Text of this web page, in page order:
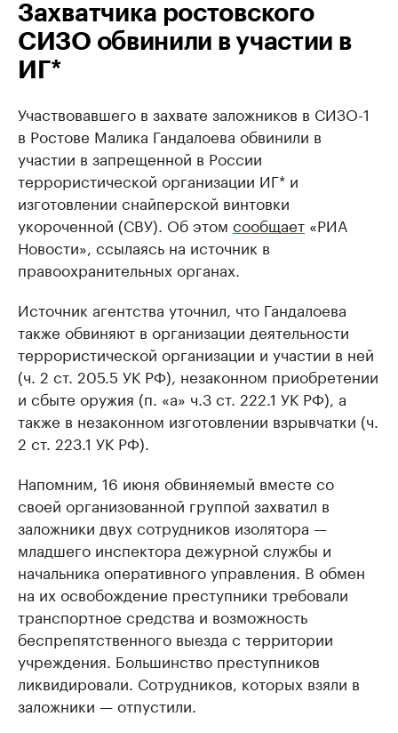
Захватчика ростовского
СИЗО обвинили в участии в
ИГ*
Участвовавшего в захвате заложников в СИЗО-1
в Ростове Малика Гандалоева обвинили в
участии в запрещенной в России
террористической организации ИГ* и
изготовлении снайперской винтовки
укороченной (СВУ). Об этом сообщает «РИА
Новости», ссылаясь на источник в
правоохранительных органах.
Источник агентства уточнил, что Гандалоева
также обвиняют в организации деятельности
террористической организации и участии в ней
(ч. 2 ст. 205.5 УК РФ), незаконном приобретении
и сбыте оружия (п. «а» ч.3 ст. 222.1 УК РФ), а
также в незаконном изготовлении взрывчатки (ч.
2 ст. 223.1 УК РФ).
Напомним, 16 июня обвиняемый вместе со
своей организованной группой захватил в
заложники двух сотрудников изолятора —
младшего инспектора дежурной службы и
начальника оперативного управления. В обмен
на их освобождение преступники требовали
транспортное средства и возможность
беспрепятственного выезда с территории
учреждения. Большинство преступников
ликвидировали. Сотрудников, которых взяли в
заложники — отпустили.